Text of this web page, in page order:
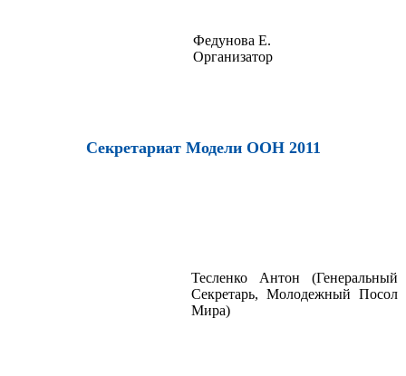
Федунова Е.
Организатор
Секретариат Модели ООН 2011
Тесленко Антон (Генеральный
Секретарь, Молодежный Посол
Мира)